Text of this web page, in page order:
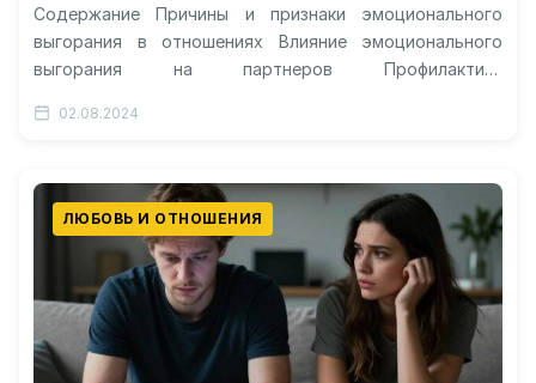
Содержание Причины и признаки эмоционального
выгорания в отношениях Влияние эмоционального
выгорания на партнеров Профилактика
Как восстановить отношения после эмоционального
02.08.2024
ЛЮБОВЬ И ОТНОШЕНИЯ